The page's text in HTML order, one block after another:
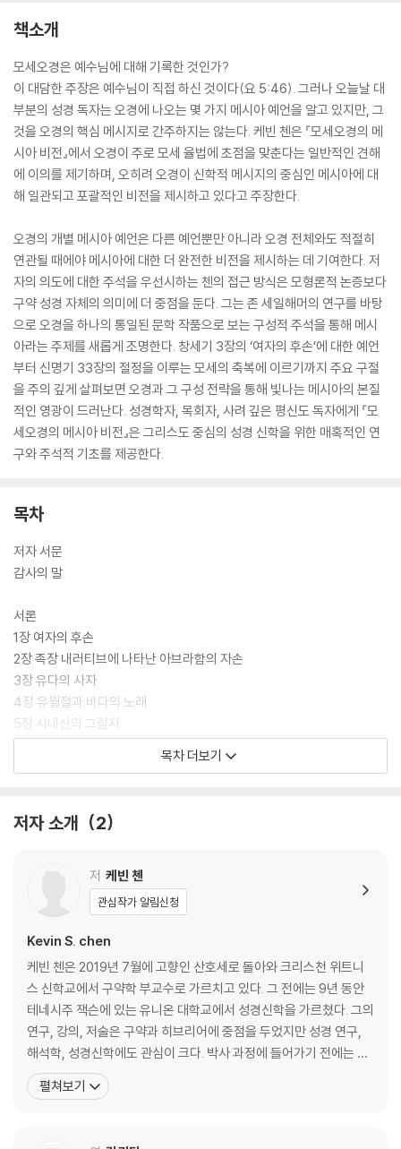
책소개
모세오경은 예수님에 대해 기록한 것인가?
이 대담한 주장은 예수님이 직접 하신 것이다(요 5:46). 그러나 오늘날 대
부분의 성경 독자는 오경에 나오는 몇 가지 메시아 예언을 알고 있지만, 그
것을 오경의 핵심 메시지로 간주하지는 않는다. 케빈 첸은 『모세오경의 메
시아 비전』에서 오경이 주로 모세 율법에 초점을 맞춘다는 일반적인 견해
에 이의를 제기하며, 오히려 오경이 신학적 메시지의 중심인 메시아에 대
해 일관되고 포괄적인 비전을 제시하고 있다고 주장한다.
오경의 개별 메시아 예언은 다른 예언뿐만 아니라 오경 전체와도 적절히
연관될 때에야 메시아에 대한 더 완전한 비전을 제시하는 데 기여한다. 저
자의 의도에 대한 주석을 우선시하는 첸의 접근 방식은 모형론적 논증보다
구약 성경 자체의 의미에 더 중점을 둔다. 그는 존 세일해머의 연구를 바탕
으로 오경을 하나의 통일된 문학 작품으로 보는 구성적 주석을 통해 메시
아라는 주제를 새롭게 조명한다. 창세기 3장의 ‘여자의 후손’에 대한 예언
부터 신명기 33장의 절정을 이루는 모세의 축복에 이르기까지 주요 구절
을 주의 깊게 살펴보면 오경과 그 구성 전략을 통해 빛나는 메시아의 본질
적인 영광이 드러난다. 성경학자, 목회자, 사려 깊은 평신도 독자에게 『모
세오경의 메시아 비전』은 그리스도 중심의 성경 신학을 위한 매혹적인 연
구와 주석적 기초를 제공한다.
목차
저자 서문
감사의 말
서론
1장 여자의 후손
2장 족장 내러티브에 나타난 아브라함의 자손
3장 유다의 사자
4장 유월절과 바다의 노래
5장 시내산의 그림자
6장 놋뱀과 발람의 예언
결론
목차 더보기
저자 소개 2
저 케빈 첸
관심작가 알림신청
Kevin S. chen
케빈 첸은 2019년 7월에 고향인 산호세로 돌아와 크리스천 위트니
스 신학교에서 구약학 부교수로 가르치고 있다. 그 전에는 9년 동안
테네시주 잭슨에 있는 유니온 대학교에서 성경신학을 가르쳤다. 그의
연구, 강의, 저술은 구약과 히브리어에 중점을 두었지만 성경 연구,
해석학, 성경신학에도 관심이 크다. 박사 과정에 들어가기 전에는 3
년 동안 실리콘 밸리에서 전기 엔지니어로 일했다. 첸 교수는 중국계
와 아시아계 미국인 교회에서 수년 동안 리더십, 설교, 교육 분야에서
펼쳐보기